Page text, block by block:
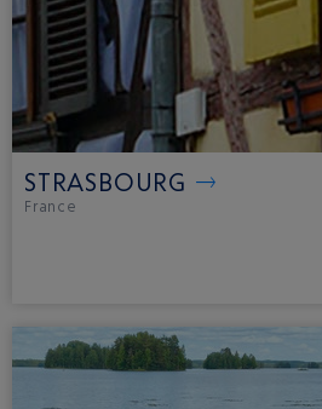
STRASBOURG
France